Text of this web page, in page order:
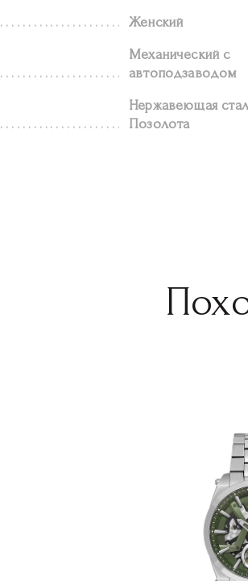
Женский
Механический с
автоподзаводом
Нержавеющая
Позолота